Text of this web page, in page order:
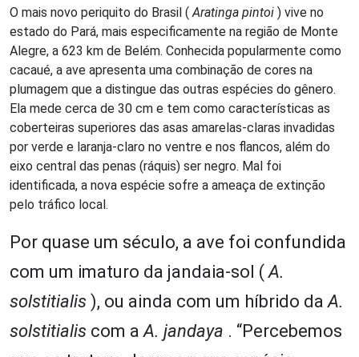
O mais novo periquito do Brasil (Aratinga pintoi ) vive no
estado do Pará, mais especificamente na região de Monte
Alegre, a 623 km de Belém. Conhecida popularmente como
cacaué, a ave apresenta uma combinação de cores na
plumagem que a distingue das outras espécies do gênero.
Ela mede cerca de 30 cm e tem como características as
coberteiras superiores das asas amarelas-claras invadidas
por verde e laranja-claro no ventre e nos flancos, além do
eixo central das penas (ráquis) ser negro. Mal foi
identificada, a nova espécie sofre a ameaça de extinção
pelo tráfico local.
Por quase um século, a ave foi confundida
com um imaturo da jandaia-sol (A.
solstitialis ), ou ainda com um híbrido daA.
solstitialis com aA. jandaya . “Percebemos